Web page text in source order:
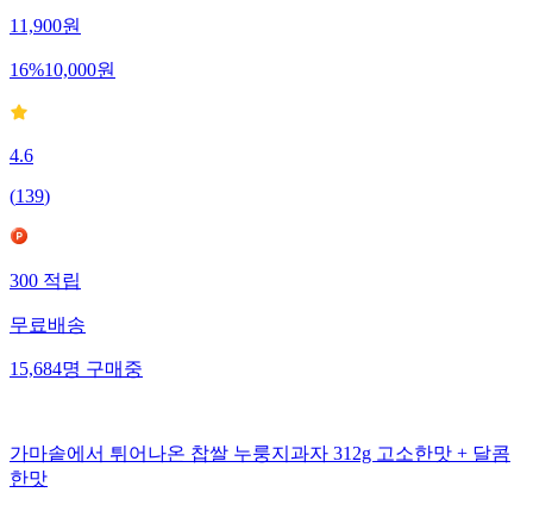
11,900원
16%10,000원
4.6
(139)
300 적립
무료배송
15,684명 구매중
가마솥에서 튀어나온 찹쌀 누룽지과자 312g 고소한맛 + 달콤
한맛